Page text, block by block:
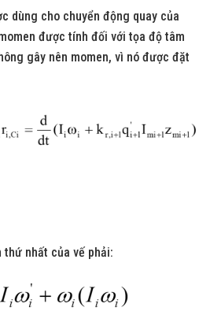
dùng cho chuyển động quay của
được tính đối với tọa độ tâm
gây nên momen, vì nó được đặt
thứ nhất của vế phải: